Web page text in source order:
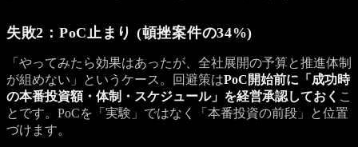
失敗2：PoC止まり (頓挫案件の34%)
「やってみたら効果はあったが、全社展開の予算と推進体制
が組めない」というケース。回避策はPoC開始前に「成功時
の本番投資額・体制・スケジュール」を経営承認しておく こ
とです。PoCを「実験」ではなく「本番投資の前段」と位置
づけます。